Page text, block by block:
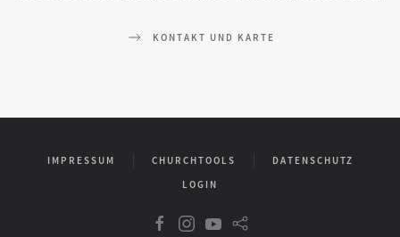
KONTAKT UND KARTE
IMPRESSUM CHURCHTOOLS
DATENSCHUTZ
LOGIN